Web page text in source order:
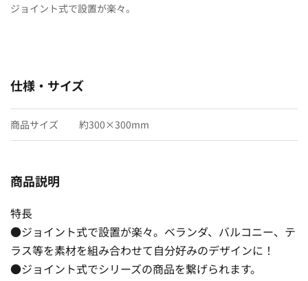
ジョイント式で設置が楽々。
仕様・サイズ
商品サイズ 約300×300mm
商品説明
特長
●ジョイント式で設置が楽々。ベランダ、バルコニー、テ
ラス等を素材を組み合わせて自分好みのデザインに！
●ジョイント式でシリーズの商品を繋げられます。